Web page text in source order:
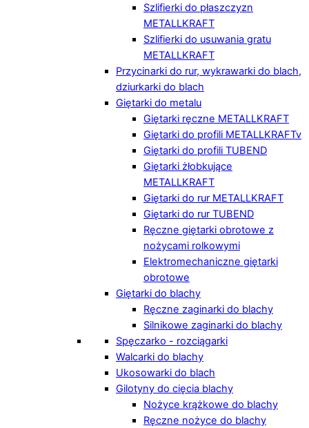
Szlifierki do płaszczyzn
METALLKRAFT
Szlifierki do usuwania gratu
METALLKRAFT
Przycinarki do rur, wykrawarki do blach,
dziurkarki do blach
Giętarki do metalu
Giętarki ręczne METALLKRAFT
Giętarki do profili METALLKRAFTv
Giętarki do profili TUBEND
Giętarki żłobkujące
METALLKRAFT
Giętarki do rur METALLKRAFT
Giętarki do rur TUBEND
Ręczne giętarki obrotowe z
nożycami rolkowymi
Elektromechaniczne giętarki
obrotowe
Giętarki do blachy
Ręczne zaginarki do blachy
Silnikowe zaginarki do blachy
Spęczarko - rozciągarki
Walcarki do blachy
Ukosowarki do blach
Gilotyny do cięcia blachy
Nożyce krążkowe do blachy
Ręczne nożyce do blachy